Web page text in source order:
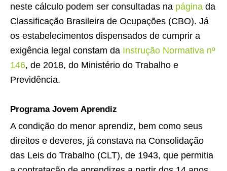
neste cálculo podem ser consultadas na página da
Classificação Brasileira de Ocupações (CBO). Já
os estabelecimentos dispensados de cumprir a
exigência legal constam da Instrução Normativa nº
146, de 2018, do Ministério do Trabalho e
Previdência.
Programa Jovem Aprendiz
A condição do menor aprendiz, bem como seus
direitos e deveres, já constava na Consolidação
das Leis do Trabalho (CLT), de 1943, que permitia